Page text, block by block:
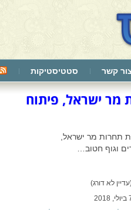
קשר סטטיסטיקות
מר ישראל, פיתוח
תחרות מר ישראל,
וגוף חטוב…
לא דורג)